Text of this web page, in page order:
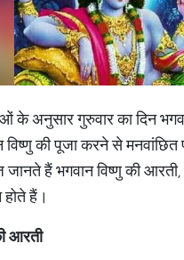
के अनुसार गुरुवार का दिन
विष्णु की पूजा करने से मनवांछित
हैं भगवान विष्णु की
हैं।
आरती